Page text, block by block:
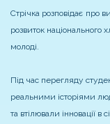
Стрічка розповідає про
розвиток національного
молоді.
Під час перегляду
реальними історіями
та втілювали інновації в